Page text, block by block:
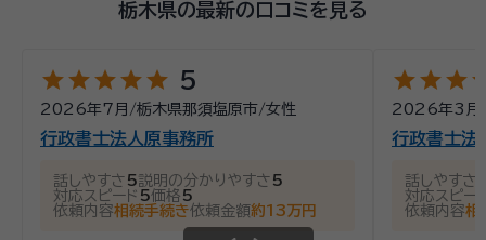
栃木県の最新の口コミを見る
starstarstarstarstar 5
2026年7月 /栃木県那須塩原市/女性
行政書士法人原事務所
話しやすさ 5説明の分かりやすさ 5
対応スピード 5価格 5
依頼内容相続手続き依頼金額約13万円
starstarstar
2026年3月
行政書士
話しやすさ
対応スピー
依頼内容相